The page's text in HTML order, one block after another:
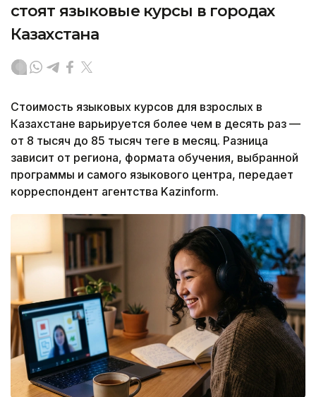
стоят языковые курсы в городах
Казахстана
Стоимость языковых курсов для взрослых в
Казахстане варьируется более чем в десять раз —
от 8 тысяч до 85 тысяч теңге в месяц. Разница
зависит от региона, формата обучения, выбранной
программы и самого языкового центра, передает
корреспондент агентства Kazinform.